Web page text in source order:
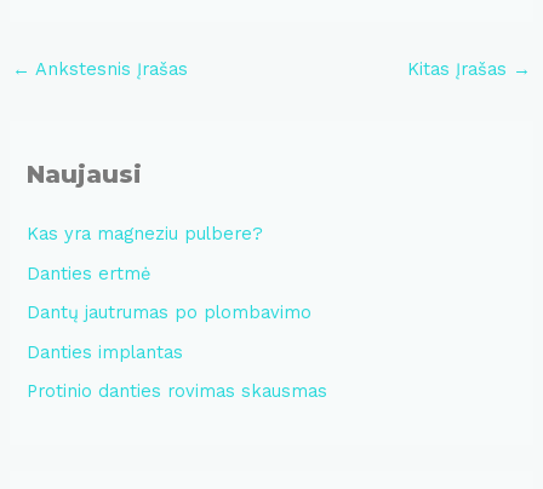
Post
← Ankstesnis Įrašas Kitas Įrašas →
Naujausi
Kas yra magneziu pulbere?
Danties ertmė
Dantų jautrumas po plombavimo
Danties implantas
Protinio danties rovimas skausmas